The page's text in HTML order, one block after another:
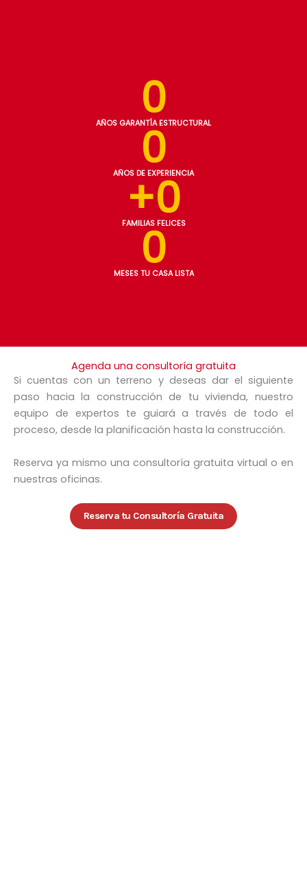
AÑOS GARANTÍA ESTRUCTURAL
0
AÑOS DE EXPERIENCIA
0
FAMILIAS FELICES
+0
MESES TU CASA LISTA
0
Agenda una consultoría gratuita
Si cuentas con un terreno y deseas dar el siguiente
paso hacia la construcción de tu vivienda, nuestro
equipo de expertos te guiará a través de todo el
proceso, desde la planificación hasta la construcción.
Reserva ya mismo una consultoría gratuita virtual o en
nuestras oficinas.
Reserva tu Consultoría Gratuita